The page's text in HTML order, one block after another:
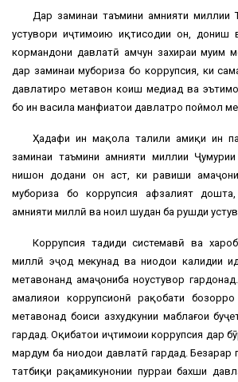
Дар заминаи таъмини амнияти миллии
устувори иҷтимоию иқтисодии он, дониш
кормандони давлатӣ ҳамчун захираи муҳим
дар заминаи мубориза бо коррупсия, ки
давлатиро метавон коҳиш медиҳад ва
бо ин васила манфиатҳои давлатро поймол
Ҳадафи ин мақола таҳлили амиқи ин
заминаи таъмини амнияти миллии Ҷумҳурии
нишон додани он аст, ки равиши
мубориза бо коррупсия афзалият
амнияти миллӣ ва ноил шудан ба рушди
Коррупсия таҳдиди системавӣ ва
миллӣ эҷод мекунад ва ниҳодҳои калидии
метавонанд ҳамаҷониба ноустувор
амалияҳои коррупсионӣ рақобати
метавонад боиси азхудкунии маблағҳои
гардад. Оқибатҳои иҷтимоии коррупсия дар
мардум ба ниҳодҳои давлатӣ гардад. Безарар
татбиқи рақамикунонии пурраи бахши